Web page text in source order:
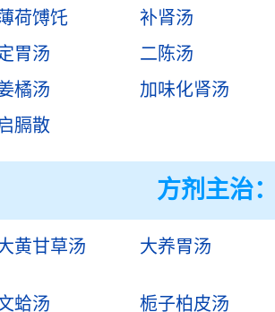
荷馎饦 补肾汤
胃汤 二陈汤
橘汤 加味化肾汤
膈散
方剂主治：
黄甘草汤 大养胃汤
蛤汤 栀子柏皮汤